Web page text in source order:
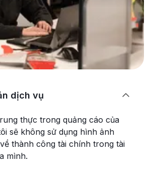
dịch vụ 
thực trong quảng cáo của
sẽ không sử dụng hình ảnh
thành công tài chính trong tài
mình.